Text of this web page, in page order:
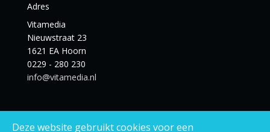
Adres
Vitamedia
Nieuwstraat 23
1621 EA Hoorn
0229 - 280 230
info@vitamedia.nl
Deze website gebruikt cookies voor een